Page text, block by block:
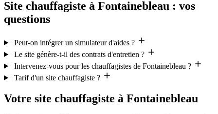
Site chauffagiste à Fontainebleau : vos
questions
Peut-on intégrer un simulateur d'aides ?
Le site génère-t-il des contrats d'entretien ?
Intervenez-vous pour les chauffagistes de Fontainebleau ?
Tarif d'un site chauffagiste ?
Votre site chauffagiste à Fontainebleau